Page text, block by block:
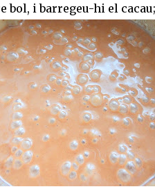
bol, i barregeu-hi el